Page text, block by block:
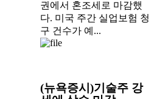
권에서 혼조세로 마감했
다. 미국 주간 실업보험 청
구 건수가 예...
(뉴욕증시)기술주 강